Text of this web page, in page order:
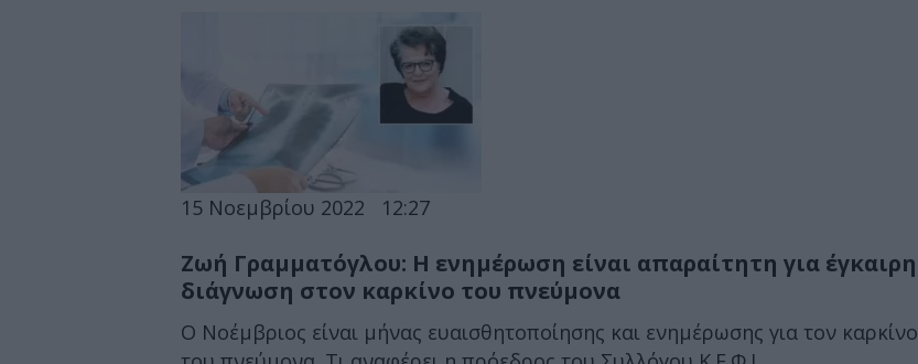
15 Νοεμβρίου 2022 12:27
Ζωή Γραμματόγλου: Η ενημέρωση είναι απαραίτητη για έγκαιρη
διάγνωση στον καρκίνο του πνεύμονα
Ο Νοέμβριος είναι μήνας ευαισθητοποίησης και ενημέρωσης για τον καρκίνο